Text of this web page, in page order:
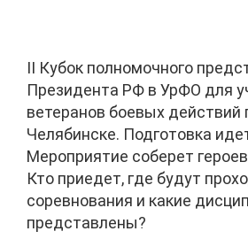
II Кубок полномочного
Президента РФ в УрФО для
ветеранов боевых действий
Челябинске. Подготовка
Мероприятие соберет героев
Кто приедет, где будут
соревнования и какие
представлены?